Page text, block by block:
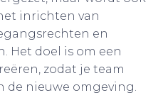
inrichten van
en
Het doel is om een
zodat je team
de nieuwe omgeving.